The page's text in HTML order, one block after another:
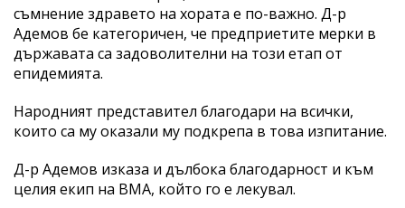
съмнение здравето на хората е по-важно. Д-р
Адемов бе категоричен, че предприетите мерки в
държавата са задоволителни на този етап от
епидемията.
Народният представител благодари на всички,
които са му оказали му подкрепа в това изпитание.
Д-р Адемов изказа и дълбока благодарност и към
целия екип на ВМА, който го е лекувал.